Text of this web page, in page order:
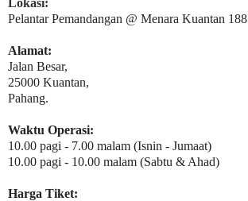
Pelantar Pemandangan @ Menara Kuantan 188
Alamat:
Jalan Besar,
25000 Kuantan,
Pahang.
Waktu Operasi:
10.00 pagi - 7.00 malam (Isnin - Jumaat)
10.00 pagi - 10.00 malam (Sabtu & Ahad)
Harga Tiket: